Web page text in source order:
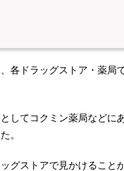
各ドラッグストア・薬局
してコクミン薬局などに
。
グストアで見かけること